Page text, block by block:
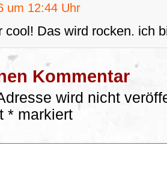
um 12:44 Uhr
cool! Das wird rocken. ich
Kommentar
wird nicht
* markiert